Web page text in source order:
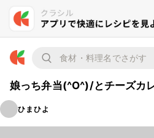
娘っち弁当(^O^)/とチーズカ
ひまひよ